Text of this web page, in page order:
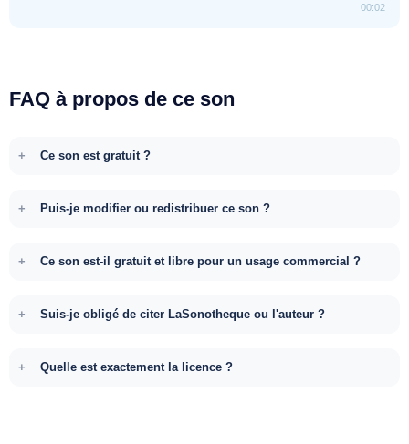
00:02
FAQ à propos de ce son
Ce son est gratuit ?
Puis-je modifier ou redistribuer ce son ?
Ce son est-il gratuit et libre pour un usage commercial ?
Suis-je obligé de citer LaSonotheque ou l'auteur ?
Quelle est exactement la licence ?